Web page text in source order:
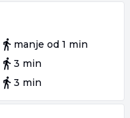
manje od 1 min
3 min
3 min